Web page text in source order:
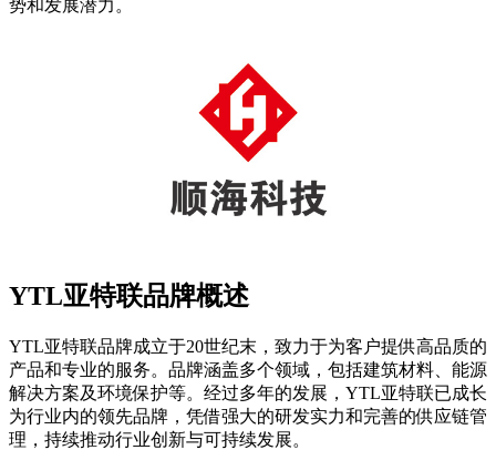
势和发展潜力。
YTL亚特联品牌概述
YTL亚特联品牌成立于20世纪末，致力于为客户提供高品质的
产品和专业的服务。品牌涵盖多个领域，包括建筑材料、能源
解决方案及环境保护等。经过多年的发展，YTL亚特联已成长
为行业内的领先品牌，凭借强大的研发实力和完善的供应链管
理，持续推动行业创新与可持续发展。